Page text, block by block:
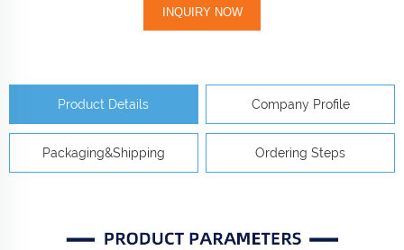
INQUIRY NOW
Product Details Company Profile
Packaging&Shipping Ordering Steps